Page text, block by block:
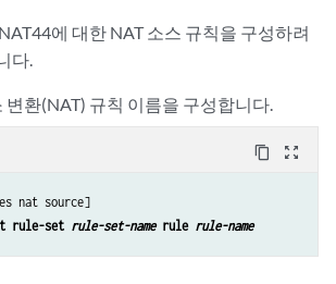
에 대한 NAT 소스 규칙을 구성하려
다.
변환(NAT) 규칙 이름을 구성합니다.
content_copy zoom_out_map
nat source]
rule-set rule-set-name rule rule-name